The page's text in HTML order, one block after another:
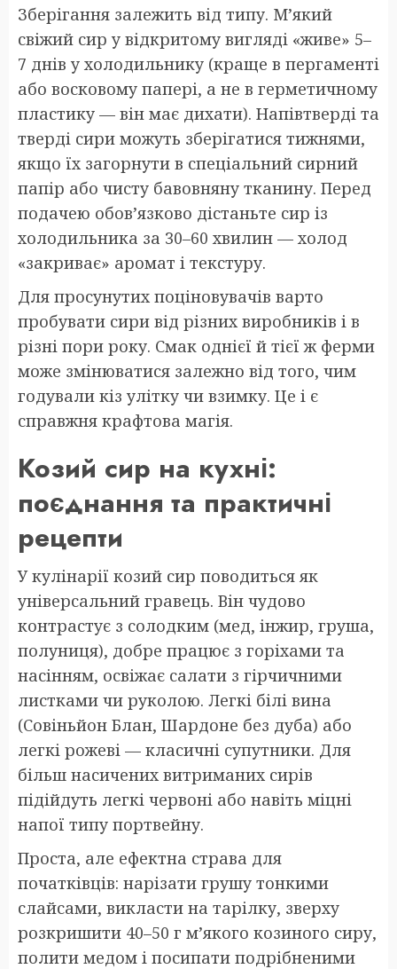
Зберігання залежить від типу. М’який
свіжий сир у відкритому вигляді «живе» 5–
7 днів у холодильнику (краще в пергаменті
або восковому папері, а не в герметичному
пластику — він має дихати). Напівтверді та
тверді сири можуть зберігатися тижнями,
якщо їх загорнути в спеціальний сирний
папір або чисту бавовняну тканину. Перед
подачею обов’язково дістаньте сир із
холодильника за 30–60 хвилин — холод
«закриває» аромат і текстуру.
Для просунутих поціновувачів варто
пробувати сири від різних виробників і в
різні пори року. Смак однієї й тієї ж ферми
може змінюватися залежно від того, чим
годували кіз улітку чи взимку. Це і є
справжня крафтова магія.
Козий сир на кухні:
поєднання та практичні
рецепти
У кулінарії козий сир поводиться як
універсальний гравець. Він чудово
контрастує з солодким (мед, інжир, груша,
полуниця), добре працює з горіхами та
насінням, освіжає салати з гірчичними
листками чи руколою. Легкі білі вина
(Совіньйон Блан, Шардоне без дуба) або
легкі рожеві — класичні супутники. Для
більш насичених витриманих сирів
підійдуть легкі червоні або навіть міцні
напої типу портвейну.
Проста, але ефектна страва для
початківців: нарізати грушу тонкими
слайсами, викласти на тарілку, зверху
розкришити 40–50 г м’якого козиного сиру,
полити медом і посипати подрібненими